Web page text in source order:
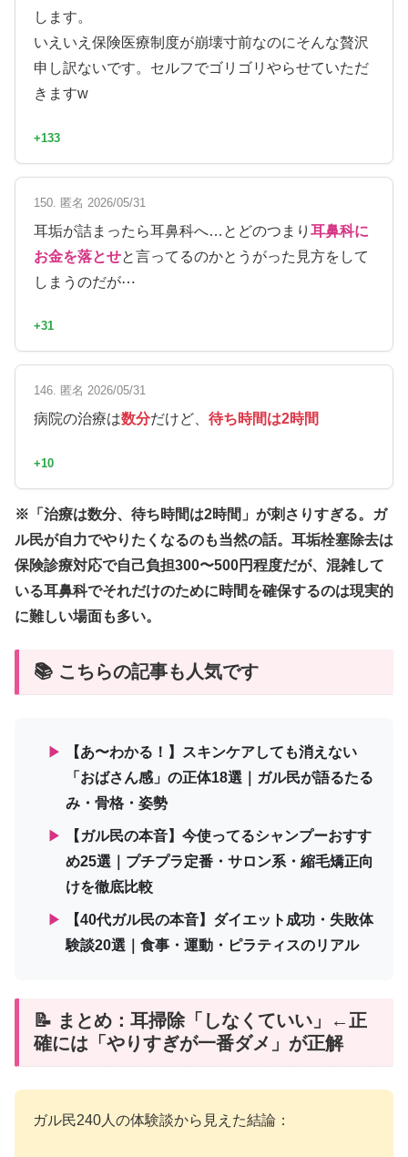
します。
いえいえ保険医療制度が崩壊寸前なのにそんな贅沢
申し訳ないです。セルフでゴリゴリやらせていただ
きますw
+133
150. 匿名 2026/05/31
耳垢が詰まったら耳鼻科へ…とどのつまり 耳鼻科に
お金を落とせと言ってるのかとうがった見方をして
しまうのだが⋯
+31
146. 匿名 2026/05/31
病院の治療は数分だけど、 待ち時間は2時間
+10
※「治療は数分、待ち時間は2時間」が刺さりすぎる。ガ
ル民が自力でやりたくなるのも当然の話。耳垢栓塞除去は
保険診療対応で自己負担300〜500円程度だが、混雑して
いる耳鼻科でそれだけのために時間を確保するのは現実的
に難しい場面も多い。
📚 こちらの記事も人気です
▶
【あ〜わかる！】スキンケアしても消えない
「おばさん感」の正体18選｜ガル民が語るたる
み・骨格・姿勢
▶
【ガル民の本音】今使ってるシャンプーおすす
め25選｜プチプラ定番・サロン系・縮毛矯正向
けを徹底比較
▶
【40代ガル民の本音】ダイエット成功・失敗体
験談20選｜食事・運動・ピラティスのリアル
📝 まとめ：耳掃除「しなくていい」←正
確には「やりすぎが一番ダメ」が正解
ガル民240人の体験談から見えた結論：